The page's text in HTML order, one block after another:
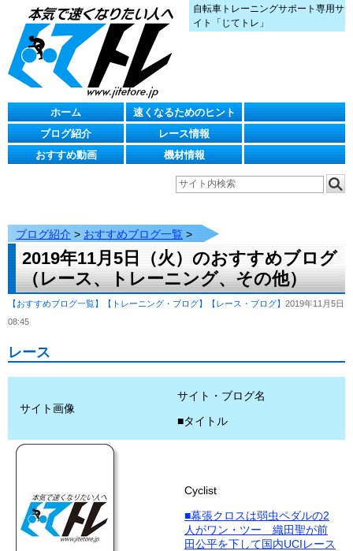
自転車トレーニングサポート専用サ
イト「じてトレ」
ホーム
速くなるためのヒント
ブログ紹介
レース情報
おすすめ動画
機材情報
ブログ紹介 > おすすめブログ一覧 >
2019年11月5日（火）のおすすめブログ
（レース、トレーニング、その他）
【おすすめブログ一覧】 【トレーニング・ブログ】 【レース・ブログ】 2019年11月5日
08:45
レース
サイト画像
サイト・ブログ名
■タイトル
Cyclist
■幕張クロスは弱虫ペダルの2
人がワン・ツー 織田聖が前
田公平を下して国内UCIレース